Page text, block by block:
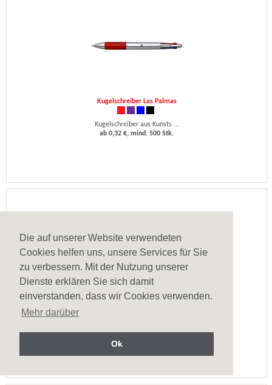
Die auf unserer Website verwendeten
Cookies helfen uns, unsere Services für Sie
zu verbessern. Mit der Nutzung unserer
Dienste erklären Sie sich damit
einverstanden, dass wir Cookies verwenden.
Mehr darüber
Ok
Kugelschreiber Las Palmas
Kugelschreiber aus Kunsts ...
ab 0,32 €, mind. 500 Stk.
Kugelschreiber Swansea
ab 0,09 €, mind. 2500 Stk.